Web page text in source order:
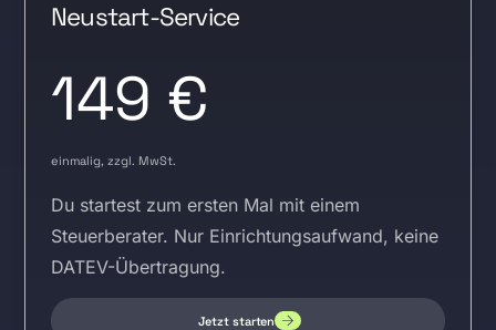
Neustart-Service
149 €
einmalig, zzgl. MwSt.
Du startest zum ersten Mal mit einem
Steuerberater. Nur Einrichtungsaufwand, keine
DATEV-Übertragung.
Jetzt starten